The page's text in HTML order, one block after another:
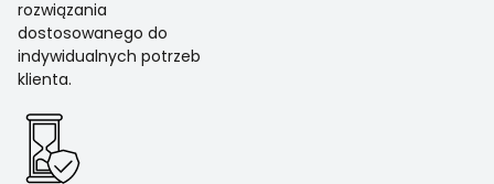
rozwiązania
dostosowanego do
indywidualnych potrzeb
klienta.